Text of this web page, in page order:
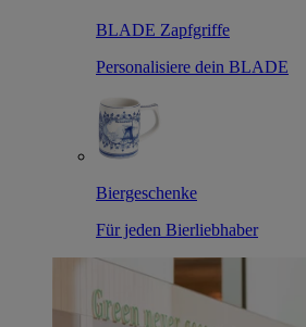
BLADE Zapfgriffe
Personalisiere dein BLADE
Biergeschenke
Für jeden Bierliebhaber